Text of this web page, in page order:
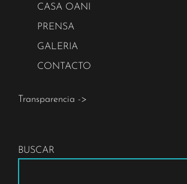
CASA OANI
PRENSA
GALERIA
CONTACTO
Transparencia ->
BUSCAR